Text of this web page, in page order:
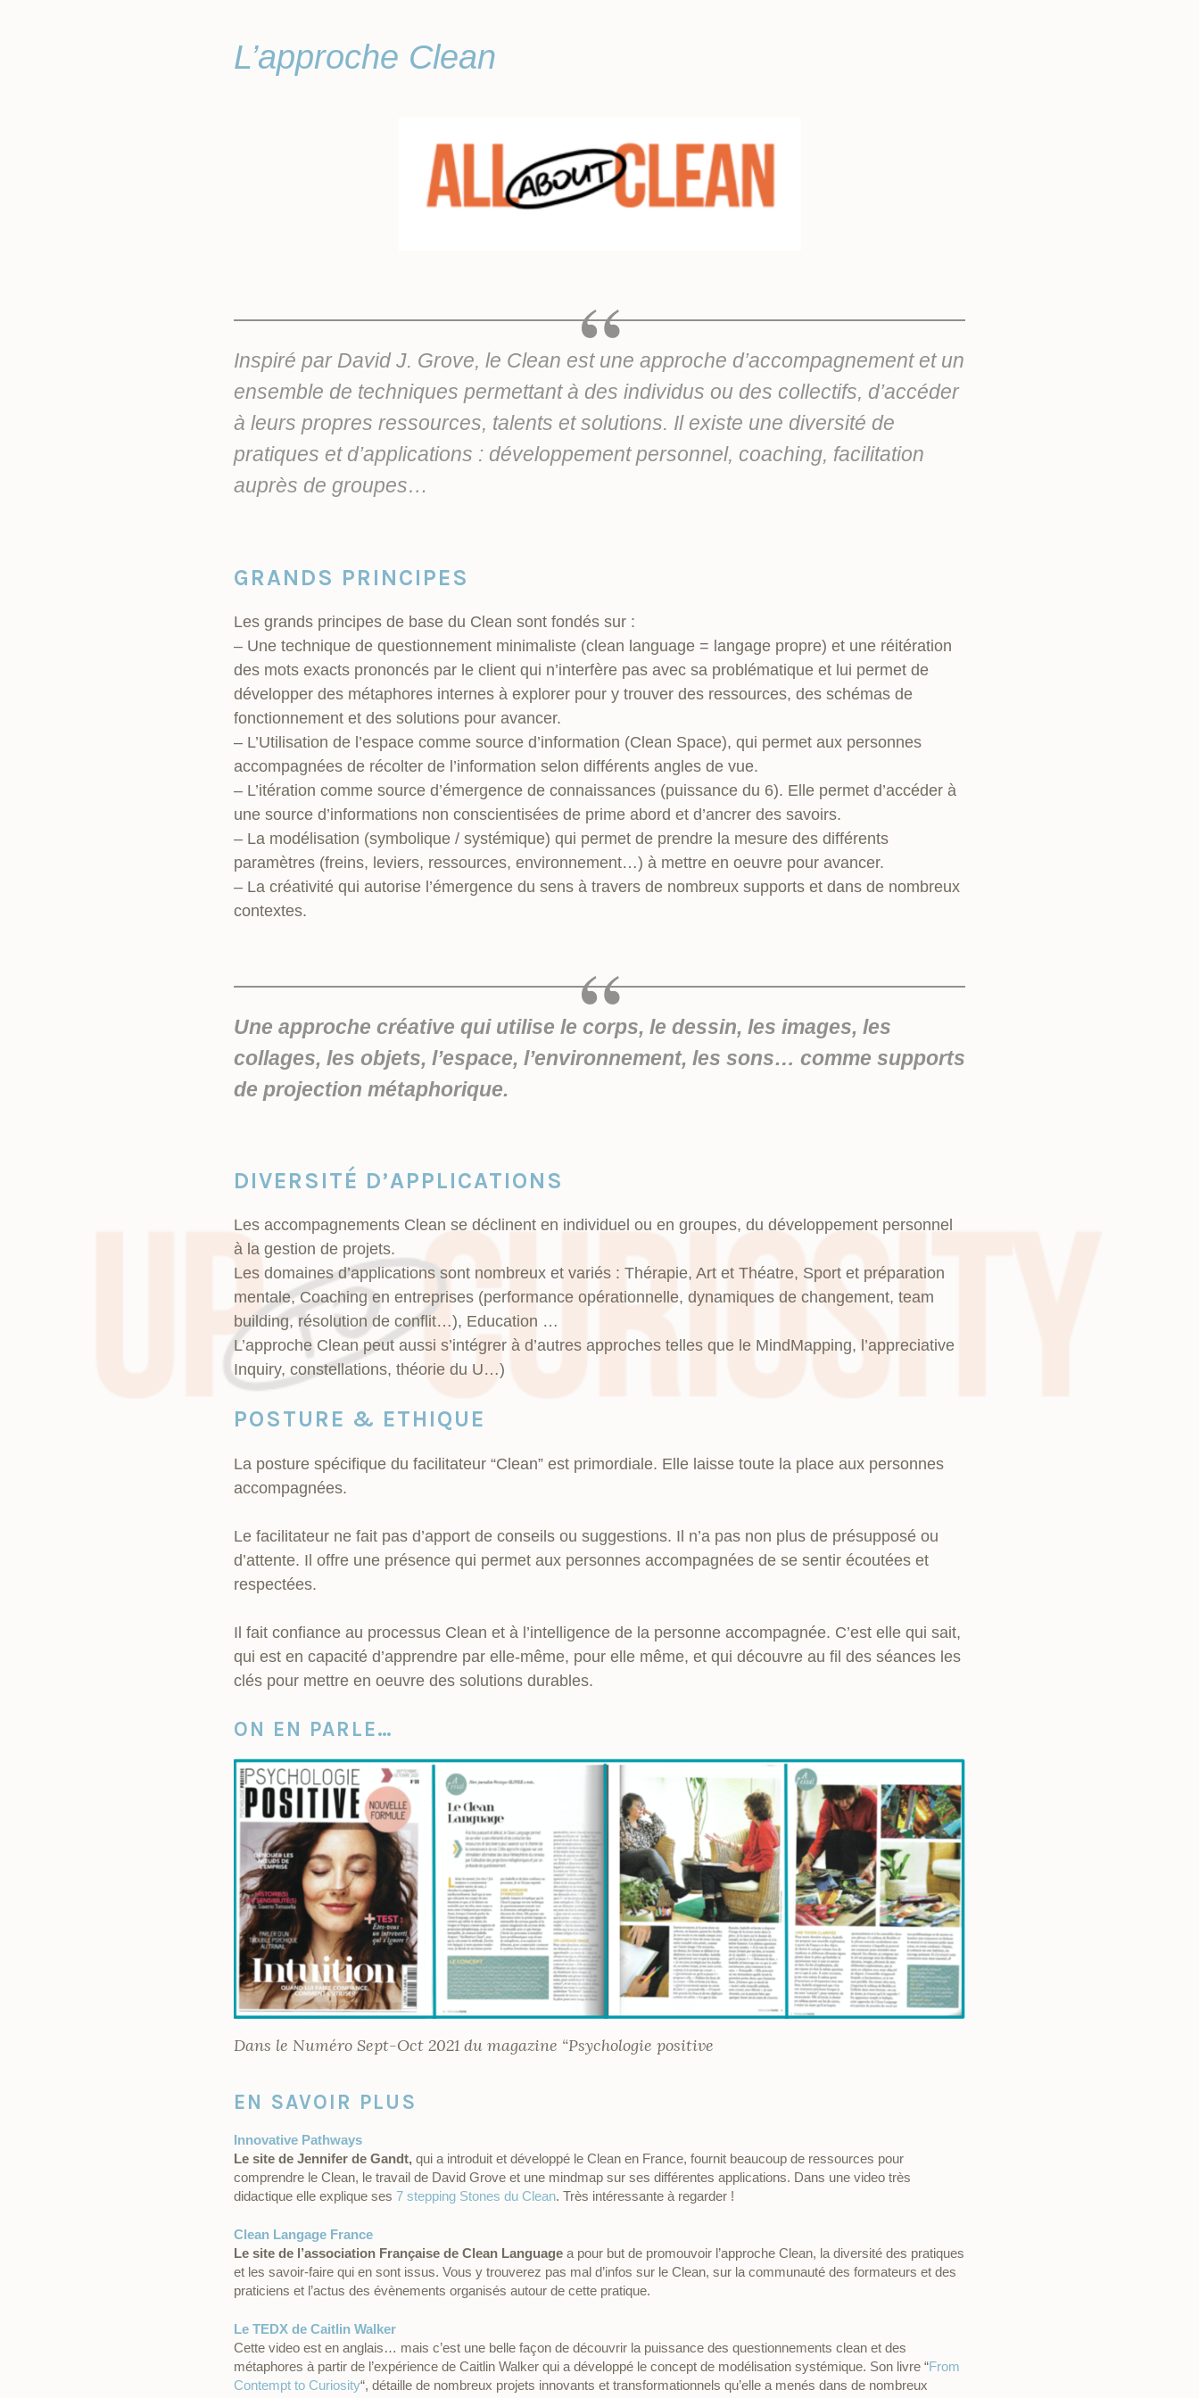
L’approche Clean
Inspiré par David J. Grove, le Clean est une approche d’accompagnement et un
ensemble de techniques permettant à des individus ou des collectifs, d’accéder
à leurs propres ressources, talents et solutions. Il existe une diversité de
pratiques et d’applications : développement personnel, coaching, facilitation
auprès de groupes…
GRANDS PRINCIPES
Les grands principes de base du Clean sont fondés sur :
– Une technique de questionnement minimaliste (clean language = langage propre) et une réitération
des mots exacts prononcés par le client qui n’interfère pas avec sa problématique et lui permet de
développer des métaphores internes à explorer pour y trouver des ressources, des schémas de
fonctionnement et des solutions pour avancer.
– L’Utilisation de l’espace comme source d’information (Clean Space), qui permet aux personnes
accompagnées de récolter de l’information selon différents angles de vue.
– L’itération comme source d’émergence de connaissances (puissance du 6). Elle permet d’accéder à
une source d’informations non conscientisées de prime abord et d’ancrer des savoirs.
– La modélisation (symbolique / systémique) qui permet de prendre la mesure des différents
paramètres (freins, leviers, ressources, environnement…) à mettre en oeuvre pour avancer.
– La créativité qui autorise l’émergence du sens à travers de nombreux supports et dans de nombreux
contextes.
Une approche créative qui utilise le corps, le dessin, les images, les
collages, les objets, l’espace, l’environnement, les sons… comme supports
de projection métaphorique.
DIVERSITÉ D’APPLICATIONS
Les accompagnements Clean se déclinent en individuel ou en groupes, du développement personnel
à la gestion de projets.
Les domaines d’applications sont nombreux et variés : Thérapie, Art et Théatre, Sport et préparation
mentale, Coaching en entreprises (performance opérationnelle, dynamiques de changement, team
building, résolution de conflit…), Education …
L’approche Clean peut aussi s’intégrer à d’autres approches telles que le MindMapping, l’appreciative
Inquiry, constellations, théorie du U…)
POSTURE & ETHIQUE
La posture spécifique du facilitateur “Clean” est primordiale. Elle laisse toute la place aux personnes
accompagnées.
Le facilitateur ne fait pas d’apport de conseils ou suggestions. Il n’a pas non plus de présupposé ou
d’attente. Il offre une présence qui permet aux personnes accompagnées de se sentir écoutées et
respectées.
Il fait confiance au processus Clean et à l’intelligence de la personne accompagnée. C’est elle qui sait,
qui est en capacité d’apprendre par elle-même, pour elle même, et qui découvre au fil des séances les
clés pour mettre en oeuvre des solutions durables.
ON EN PARLE…
Dans le Numéro Sept-Oct 2021 du magazine “Psychologie positive
EN SAVOIR PLUS
Innovative Pathways
Le site de Jennifer de Gandt, qui a introduit et développé le Clean en France, fournit beaucoup de ressources pour
comprendre le Clean, le travail de David Grove et une mindmap sur ses différentes applications. Dans une video très
didactique elle explique ses 7 stepping Stones du Clean. Très intéressante à regarder !
Clean Langage France
Le site de l’association Française de Clean Languagea pour but de promouvoir l’approche Clean, la diversité des pratiques
et les savoir-faire qui en sont issus. Vous y trouverez pas mal d’infos sur le Clean, sur la communauté des formateurs et des
praticiens et l’actus des évènements organisés autour de cette pratique.
Le TEDX de Caitlin Walker
Cette video est en anglais… mais c’est une belle façon de découvrir la puissance des questionnements clean et des
métaphores à partir de l’expérience de Caitlin Walker qui a développé le concept de modélisation systémique. Son livre “From
Contempt to Curiosity“, détaille de nombreux projets innovants et transformationnels qu’elle a menés dans de nombreux